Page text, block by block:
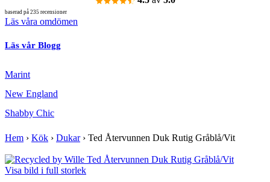
baserad på 235 recensioner
Läs våra omdömen
Läs vår Blogg
Marint
New England
Shabby Chic
Hem › Kök › Dukar› Ted Återvunnen Duk Rutig Gråblå/Vit
Visa bild i full storlek